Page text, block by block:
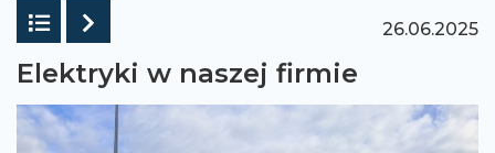
Powrót do listy 26.06.2025
Elektryki w naszej firmie